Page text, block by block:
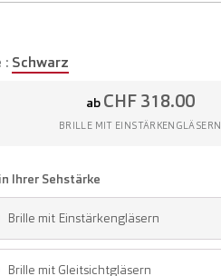
: Schwarz
ab CHF 318.00
BRILLE MIT EINSTÄRKENGLÄSERN
Ihrer Sehstärke
Brille mit Einstärkengläsern
Brille mit Gleitsichtgläsern